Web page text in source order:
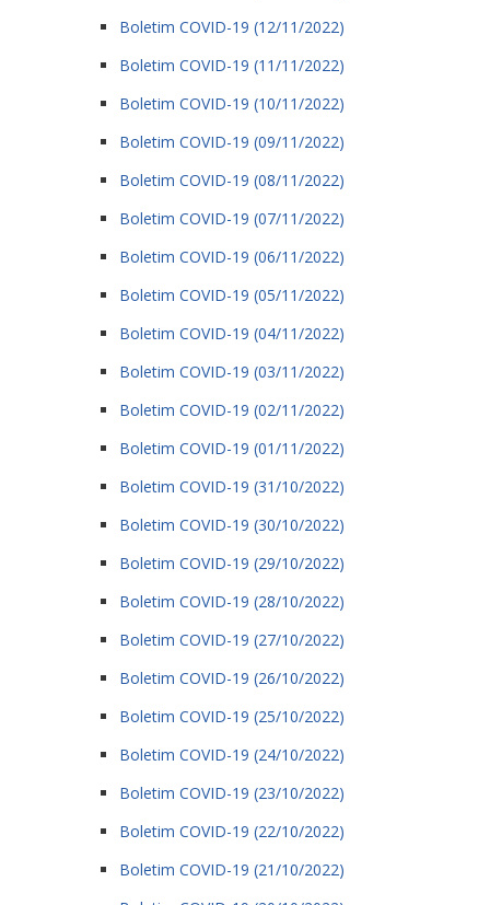
Boletim COVID-19 (12/11/2022)
Boletim COVID-19 (11/11/2022)
Boletim COVID-19 (10/11/2022)
Boletim COVID-19 (09/11/2022)
Boletim COVID-19 (08/11/2022)
Boletim COVID-19 (07/11/2022)
Boletim COVID-19 (06/11/2022)
Boletim COVID-19 (05/11/2022)
Boletim COVID-19 (04/11/2022)
Boletim COVID-19 (03/11/2022)
Boletim COVID-19 (02/11/2022)
Boletim COVID-19 (01/11/2022)
Boletim COVID-19 (31/10/2022)
Boletim COVID-19 (30/10/2022)
Boletim COVID-19 (29/10/2022)
Boletim COVID-19 (28/10/2022)
Boletim COVID-19 (27/10/2022)
Boletim COVID-19 (26/10/2022)
Boletim COVID-19 (25/10/2022)
Boletim COVID-19 (24/10/2022)
Boletim COVID-19 (23/10/2022)
Boletim COVID-19 (22/10/2022)
Boletim COVID-19 (21/10/2022)